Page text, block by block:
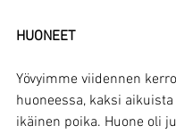
HUONEET
Yövyimme viidennen
huoneessa, kaksi
ikäinen poika. Huone oli